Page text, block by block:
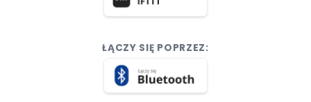
ŁĄCZY SIĘ POPRZEZ: